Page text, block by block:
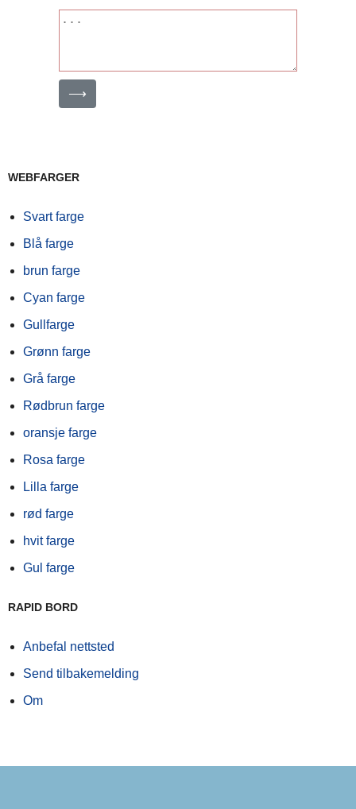
⟶
WEBFARGER
Svart farge
Blå farge
brun farge
Cyan farge
Gullfarge
Grønn farge
Grå farge
Rødbrun farge
oransje farge
Rosa farge
Lilla farge
rød farge
hvit farge
Gul farge
RAPID BORD
Anbefal nettsted
Send tilbakemelding
Om